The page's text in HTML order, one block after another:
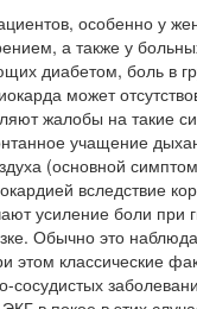
особенно у
а также у
диабетом, боль в
может
жалобы на такие
учащение
(основной
вследствие
усиление боли при
Обычно это
этом классиче­ские
со­судистых